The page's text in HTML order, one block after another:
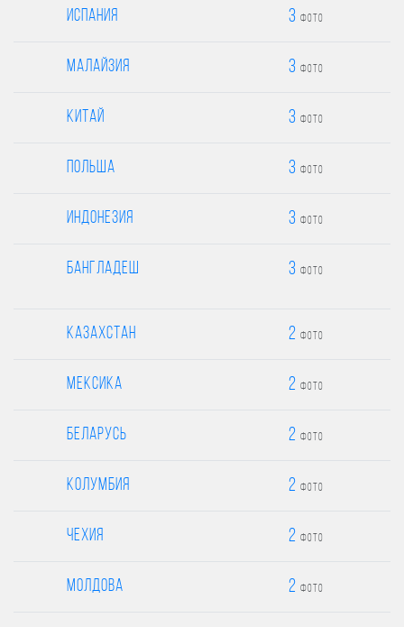
Испания 3 фото
Малайзия 3 фото
Китай 3 фото
Польша 3 фото
Индонезия 3 фото
Бангладеш 3 фото
Казахстан 2 фото
Мексика 2 фото
Беларусь 2 фото
Колумбия 2 фото
Чехия 2 фото
Молдова 2 фото